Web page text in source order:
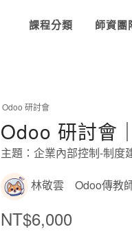
課程分類 師資團
Odoo 研討會
Odoo 研討會
主題：企業內部控制-制度
林敬雲 Odoo傳教
NT$6,000